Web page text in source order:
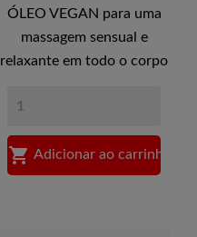
ÓLEO VEGAN para uma
massagem sensual e
relaxante em todo o corpo
 Adicionar ao carrinho